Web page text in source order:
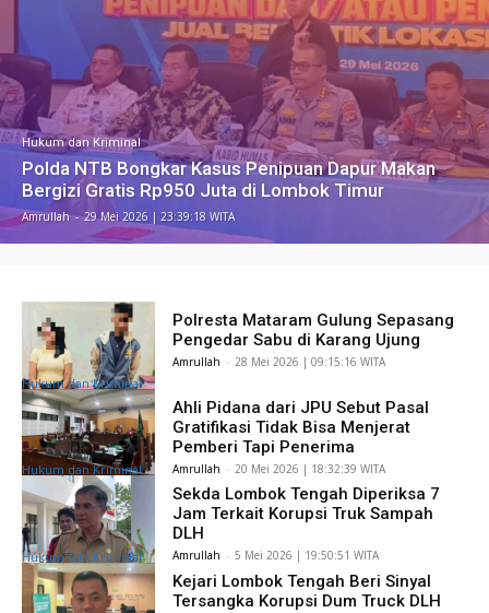
Hukum dan Kriminal
Polda NTB Bongkar Kasus Penipuan Dapur Makan
Bergizi Gratis Rp950 Juta di Lombok Timur
Amrullah - ​29 Mei 2026 | 23:39:18 WITA
Hukum dan Kriminal
Polresta Mataram Gulung Sepasang
Pengedar Sabu di Karang Ujung
Amrullah - ​28 Mei 2026 | 09:15:16 WITA
Hukum dan Kriminal
Ahli Pidana dari JPU Sebut Pasal
Gratifikasi Tidak Bisa Menjerat
Pemberi Tapi Penerima
Amrullah - ​20 Mei 2026 | 18:32:39 WITA
Hukum dan Kriminal
Sekda Lombok Tengah Diperiksa 7
Jam Terkait Korupsi Truk Sampah
DLH
Amrullah - ​5 Mei 2026 | 19:50:51 WITA
Kejari Lombok Tengah Beri Sinyal
Tersangka Korupsi Dum Truck DLH